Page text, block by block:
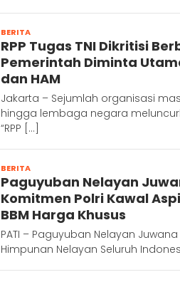
BERITA
RPP Tugas TNI Dikritisi
Pemerintah Diminta
dan HAM
Jakarta – Sejumlah organisasi
hingga lembaga negara
“RPP […]
BERITA
Paguyuban Nelayan
Komitmen Polri Kawal
BBM Harga Khusus
PATI – Paguyuban Nelayan
Himpunan Nelayan Seluruh